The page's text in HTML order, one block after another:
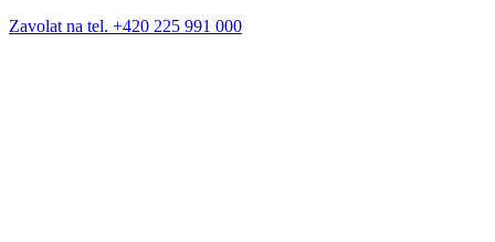
Zavolat na tel. +420 225 991 000